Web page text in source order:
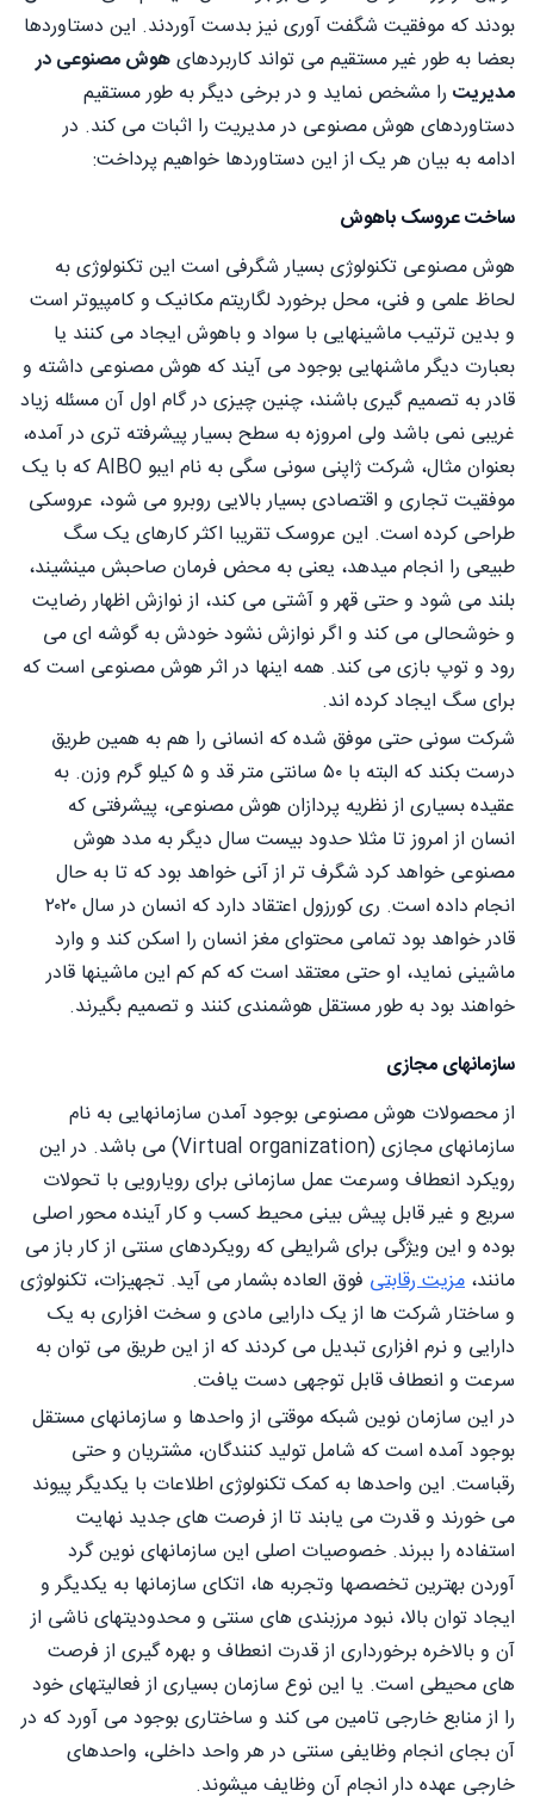
بودند که موفقیت شگفت آوری نیز بدست آوردند. این دستاوردها
بعضا به طور غیر مستقیم می تواند کاربردهایهوش مصنوعی در
مدیریت را مشخص نماید و در برخی دیگر به طور مستقیم
دستاوردهای هوش مصنوعی در مدیریت را اثبات می کند. در
ادامه به بیان هر یک از این دستاوردها خواهیم پرداخت:
ساخت عروسک باهوش
هوش مصنوعی تکنولوژی بسیار شگرفی است این تکنولوژی به
لحاظ علمی و فنی، محل برخورد لگاریتم مکانیک و کامپیوتر است
و بدین ترتیب ماشینهایی با سواد و باهوش ایجاد می کنند یا
بعبارت دیگر ماشنهایی بوجود می آیند که هوش مصنوعی داشته و
قادر به تصمیم گیری باشند، چنین چیزی در گام اول آن مسئله زیاد
غریبی نمی باشد ولی امروزه به سطح بسیار پیشرفته تری در آمده،
بعنوان مثال، شرکت ژاپنی سونی سگی به نام ایبو AIBO که با یک
موفقیت تجاری و اقتصادی بسیار بالایی روبرو می شود، عروسکی
طراحی کرده است. این عروسک تقریبا اکثر کارهای یک سگ
طبیعی را انجام میدهد، یعنی به محض فرمان صاحبش مینشیند،
بلند می شود و حتی قهر و آشتی می کند، از نوازش اظهار رضایت
و خوشحالی می کند و اگر نوازش نشود خودش به گوشه ای می
رود و توپ بازی می کند. همه اینها در اثر هوش مصنوعی است که
برای سگ ایجاد کرده اند.
شرکت سونی حتی موفق شده که انسانی را هم به همین طریق
درست بکند که البته با ۵۰ سانتی متر قد و ۵ کیلو گرم وزن. به
عقیده بسیاری از نظریه پردازان هوش مصنوعی، پیشرفتی که
انسان از امروز تا مثلا حدود بیست سال دیگر به مدد هوش
مصنوعی خواهد کرد شگرف تر از آنی خواهد بود که تا به حال
انجام داده است. ری کورزول اعتقاد دارد که انسان در سال ۲۰۲۰
قادر خواهد بود تمامی محتوای مغز انسان را اسکن کند و وارد
ماشینی نماید، او حتی معتقد است که کم کم این ماشینها قادر
خواهند بود به طور مستقل هوشمندی کنند و تصمیم بگیرند.
سازمانهای مجازی
از محصولات هوش مصنوعی بوجود آمدن سازمانهایی به نام
سازمانهای مجازی (Virtual organization) می باشد. در این
رویکرد انعطاف وسرعت عمل سازمانی برای رویارویی با تحولات
سریع و غیر قابل پیش بینی محیط کسب و کار آینده محور اصلی
بوده و این ویژگی برای شرایطی که رویکردهای سنتی از کار باز می
مانند، مزیت رقابتی فوق العاده بشمار می آید. تجهیزات، تکنولوژی
و ساختار شرکت ها از یک دارایی مادی و سخت افزاری به یک
دارایی و نرم افزاری تبدیل می کردند که از این طریق می توان به
سرعت و انعطاف قابل توجهی دست یافت.
در این سازمان نوین شبکه موقتی از واحدها و سازمانهای مستقل
بوجود آمده است که شامل تولید کنندگان، مشتریان و حتی
رقباست. این واحدها به کمک تکنولوژی اطلاعات با یکدیگر پیوند
می خورند و قدرت می یابند تا از فرصت های جدید نهایت
استفاده را ببرند. خصوصیات اصلی این سازمانهای نوین گرد
آوردن بهترین تخصصها وتجربه ها، اتکای سازمانها به یکدیگر و
ایجاد توان بالا، نبود مرزبندی های سنتی و محدودیتهای ناشی از
آن و بالاخره برخورداری از قدرت انعطاف و بهره گیری از فرصت
های محیطی است. یا این نوع سازمان بسیاری از فعالیتهای خود
را از منابع خارجی تامین می کند و ساختاری بوجود می آورد که در
آن بجای انجام وظایفی سنتی در هر واحد داخلی، واحدهای
خارجی عهده دار انجام آن وظایف میشوند.